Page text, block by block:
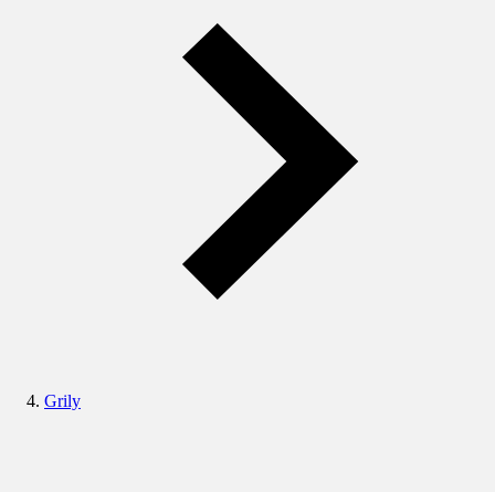
Grily